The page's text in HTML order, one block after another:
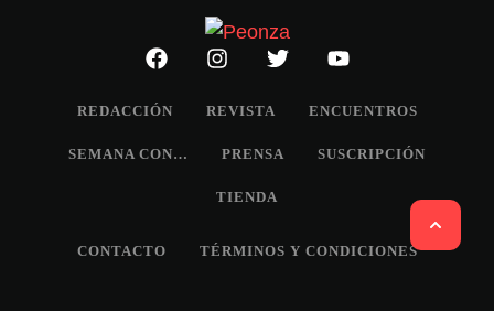
REDACCIÓN REVISTA ENCUENTROS
SEMANA CON… PRENSA SUSCRIPCIÓN
TIENDA
CONTACTO TÉRMINOS Y CONDICIONES